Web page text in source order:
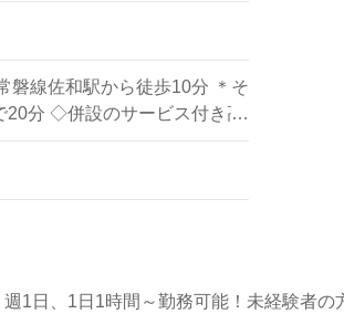
磐線佐和駅から徒歩10分 ＊そ
20分 ◇併設のサービス付き高
屋数：12部屋：1階4室／2階8
務全般◇ ・生活援助 ・身
1日、1日1時間～勤務可能！未経験者の